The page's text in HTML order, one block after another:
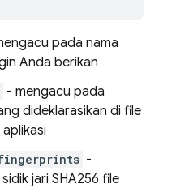
pada nama
Anda berikan
- mengacu pada
dideklarasikan di file
aplikasi
-
jari SHA256 file